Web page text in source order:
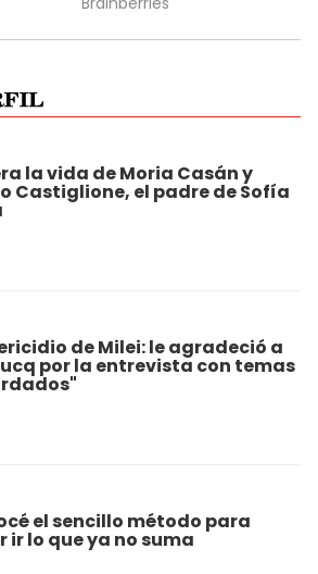
la vida de Moria Casán y
Castiglione, el padre de Sofía
de Milei: le agradeció a
por la entrevista con temas
el sencillo método para
ir lo que ya no suma